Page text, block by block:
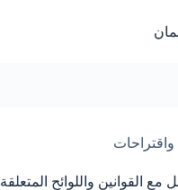
واقتراحات
مع القوانين واللوائح المتعلقة